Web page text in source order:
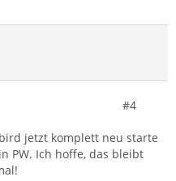
#4
jetzt komplett neu starte
PW. Ich hoffe, das bleibt